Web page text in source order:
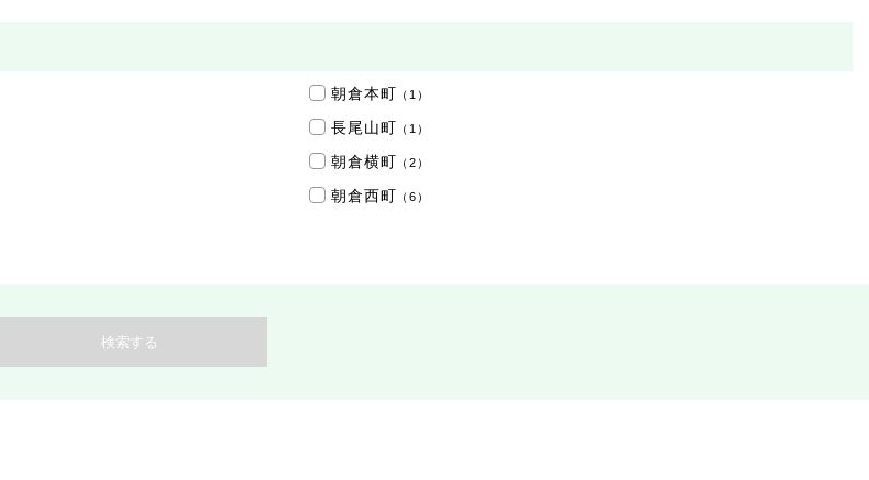
朝倉本町 （1）
長尾山町 （1）
朝倉横町 （2）
朝倉西町 （6）